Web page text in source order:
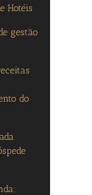
Hotéis
gestão
do